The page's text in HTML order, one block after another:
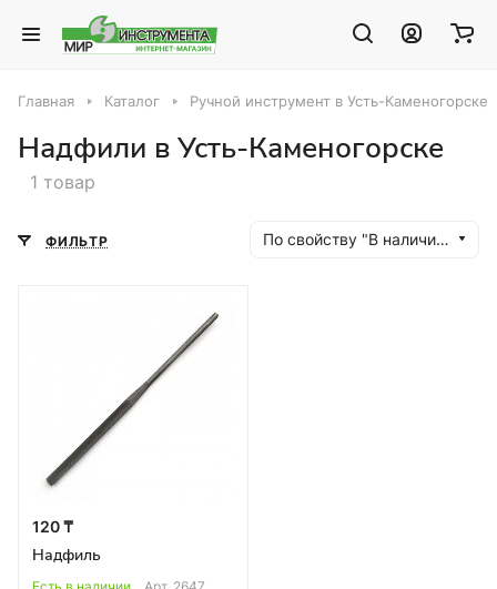
Главная Каталог Ручной инструмент в Усть-Каменогорске
Надфили в Усть-Каменогорске
1 товар
ФИЛЬТР По свойству "В наличии" (убывание)
120 ₸
Надфиль